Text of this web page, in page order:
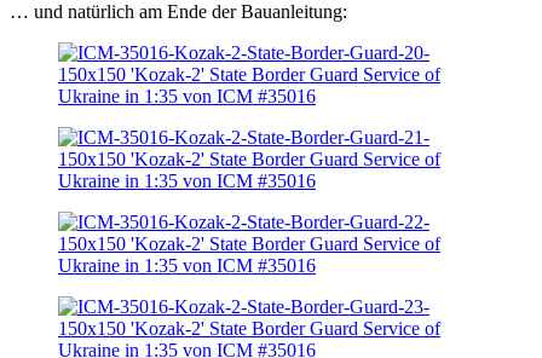
… und natürlich am Ende der Bauanleitung: